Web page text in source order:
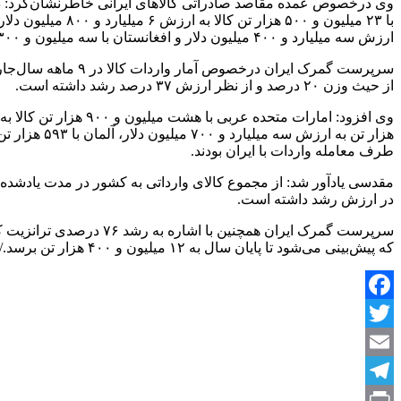
ارزش سه میلیارد و ۴۰۰ میلیون دلار و افغانستان با سه میلیون و ۳۰۰ هزار تن کالا به ارزش یک میلیارد و ۴۰۰ میلیون دلار در رده‌های بعدی قرار گرفتند.
از حیث وزن ۲۰ درصد و از نظر ارزش ۳۷ درصد رشد داشته است.
طرف معامله واردات با ایران بودند.
در ارزش رشد داشته است.
که پیش‌بینی می‌شود تا پایان سال به ۱۲ میلیون و ۴۰۰ هزار تن برسد./ایرنا
Facebook
Twitter
Email